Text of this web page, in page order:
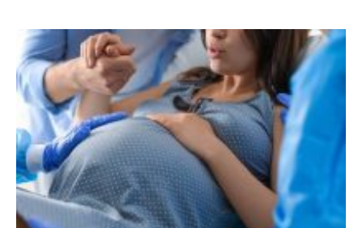
b
o
o
k
A
p
p
a
m